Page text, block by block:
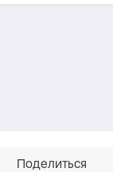
Поделиться